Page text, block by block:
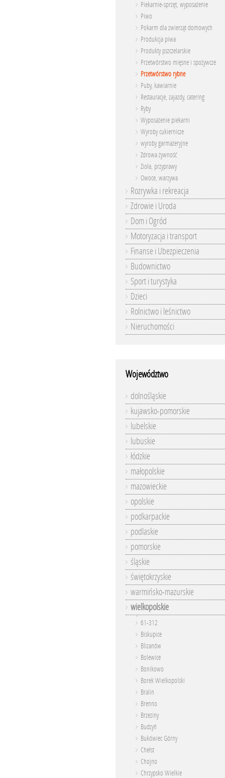
Piekarnie-sprzęt, wyposażenie
Piwo
Pokarm dla zwierząt domowych
Produkcja piwa
Produkty pszczelarskie
Przetwórstwo mięsne i spożywcze
Przetwórstwo rybne
Puby, kawiarnie
Restauracje, zajazdy, catering
Ryby
Wyposażenie piekarni
Wyroby cukiernicze
wyroby garmażeryjne
Zdrowa żywność
Zioła, przyprawy
Owoce, warzywa
Rozrywka i rekreacja
Zdrowie i Uroda
Dom i Ogród
Motoryzacja i transport
Finanse i Ubezpieczenia
Budownictwo
Sport i turystyka
Dzieci
Rolnictwo i leśnictwo
Nieruchomości
Województwo
dolnośląskie
kujawsko-pomorskie
lubelskie
lubuskie
łódzkie
małopolskie
mazowieckie
opolskie
podkarpackie
podlaskie
pomorskie
śląskie
świętokrzyskie
warmińsko-mazurskie
wielkopolskie
61-312
Biskupice
Blizanów
Bolewice
Bonikowo
Borek Wielkopolski
Bralin
Brenno
Brzeziny
Budzyń
Bukówiec Górny
Chełst
Chojno
Chrzypsko Wielkie